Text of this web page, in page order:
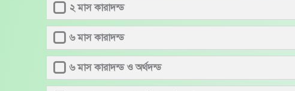
২ মাস কারাদন্ড
৬ মাস কারাদন্ড
৬ মাস কারাদন্ড ও অর্থদন্ড